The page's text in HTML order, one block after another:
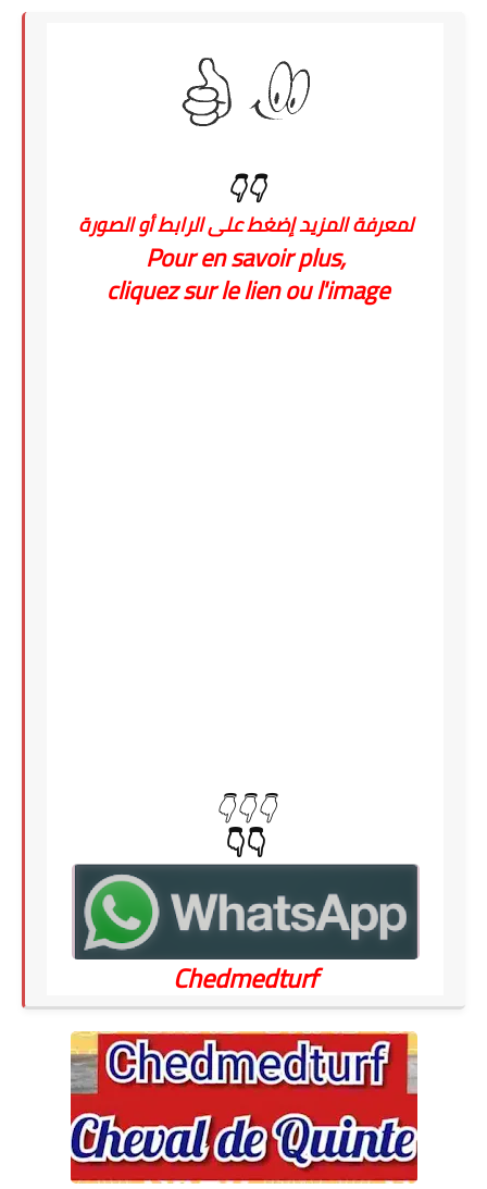
👇👇
لمعرفة المزيد إضغط على الرابط أو الصورة
Pour en savoir plus,
cliquez sur le lien ou l'image
👇👇👇
👇👇
Chedmedturf